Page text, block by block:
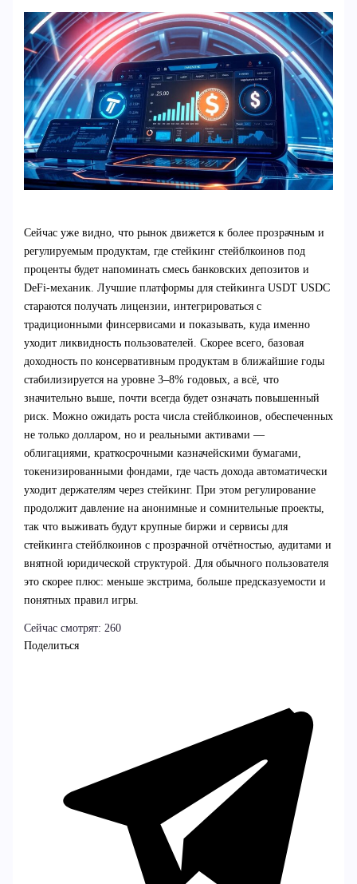
Сейчас уже видно, что рынок движется к более прозрачным и
регулируемым продуктам, где стейкинг стейблкоинов под
проценты будет напоминать смесь банковских депозитов и
DeFi‑механик. Лучшие платформы для стейкинга USDT USDC
стараются получать лицензии, интегрироваться с
традиционными финсервисами и показывать, куда именно
уходит ликвидность пользователей. Скорее всего, базовая
доходность по консервативным продуктам в ближайшие годы
стабилизируется на уровне 3–8% годовых, а всё, что
значительно выше, почти всегда будет означать повышенный
риск. Можно ожидать роста числа стейблкоинов, обеспеченных
не только долларом, но и реальными активами —
облигациями, краткосрочными казначейскими бумагами,
токенизированными фондами, где часть дохода автоматически
уходит держателям через стейкинг. При этом регулирование
продолжит давление на анонимные и сомнительные проекты,
так что выживать будут крупные биржи и сервисы для
стейкинга стейблкоинов с прозрачной отчётностью, аудитами и
внятной юридической структурой. Для обычного пользователя
это скорее плюс: меньше экстрима, больше предсказуемости и
понятных правил игры.
Сейчас смотрят: 260
Поделиться